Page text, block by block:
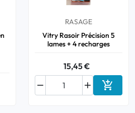
RASAGE
Vitry Rasoir Précision 5
lames + 4 recharges
15,45 €

 